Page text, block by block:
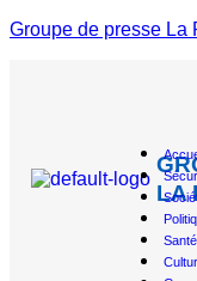
Groupe de presse La
LA
Santé